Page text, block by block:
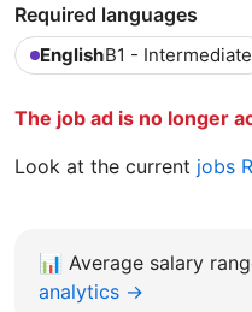
Required languages
EnglishB1 - Intermediate
The job ad is no longer
Look at the current jobs
📊 Average salary
analytics →